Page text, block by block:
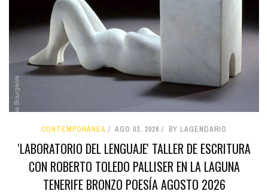
CONTEMPORÁNEA AGO 03, 2026 BY LAGENDARIO
'LABORATORIO DEL LENGUAJE' TALLER DE ESCRITURA
CON ROBERTO TOLEDO PALLISER EN LA LAGUNA
TENERIFE BRONZO POESÍA AGOSTO 2026